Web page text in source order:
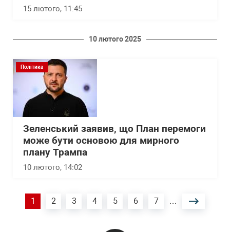
15 лютого, 11:45
10 лютого 2025
Політика
Зеленський заявив, що План перемоги
може бути основою для мирного
плану Трампа
10 лютого, 14:02
РозбивкаПоточна
1 Сторінка
2 Сторінка
3 Сторінка
4 Сторінка
5 Сторінка
6 Сторінка
7 …